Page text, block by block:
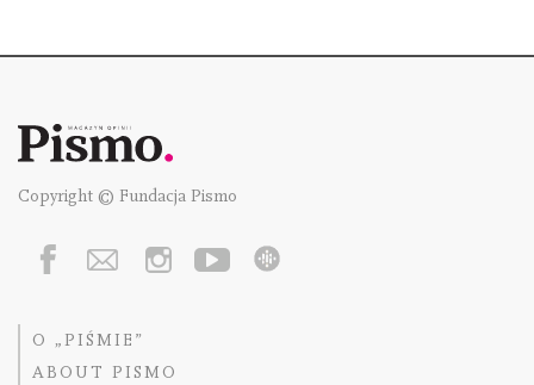
Copyright © Fundacja Pismo
O „PIŚMIE”
ABOUT PISMO